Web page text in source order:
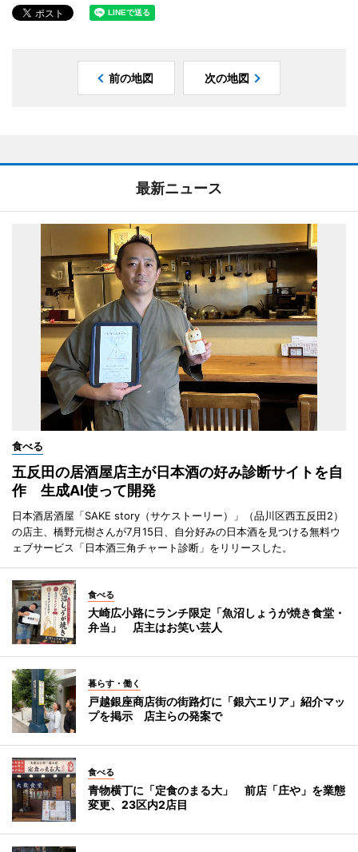
前の地図 次の地図
最新ニュース
食べる
五反田の居酒屋店主が日本酒の好み診断サイトを自
作 生成AI使って開発
日本酒居酒屋「SAKE story（サケストーリー）」（品川区西五反田2）
の店主、橋野元樹さんが7月15日、自分好みの日本酒を見つける無料ウ
ェブサービス「日本酒三角チャート診断」をリリースした。
食べる
大崎広小路にランチ限定「魚沼しょうが焼き食堂・
弁当」 店主はお笑い芸人
暮らす・働く
戸越銀座商店街の街路灯に「銀六エリア」紹介マッ
プを掲示 店主らの発案で
食べる
青物横丁に「定食のまる大」 前店「庄や」を業態
変更、23区内2店目